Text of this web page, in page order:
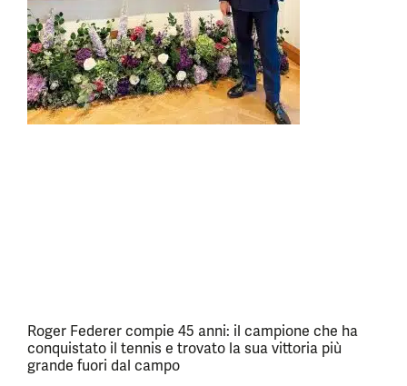
Roger Federer compie 45 anni: il campione che ha
conquistato il tennis e trovato la sua vittoria più
grande fuori dal campo